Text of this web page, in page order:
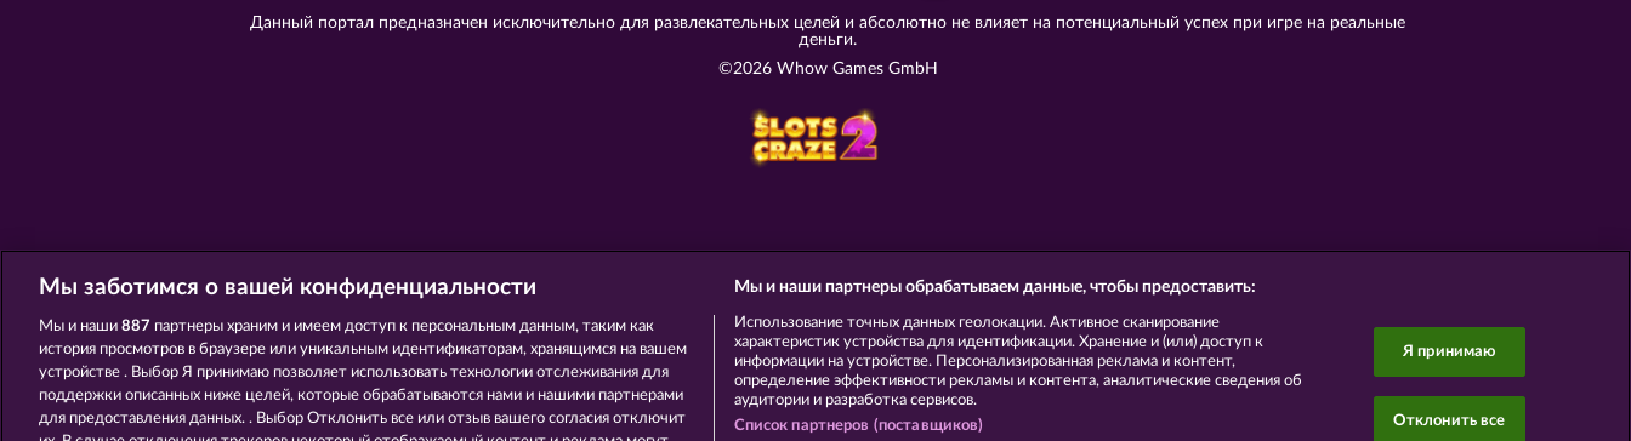
Данный портал предназначен исключительно для развлекательных целей и абсолютно не влияет на потенциальный успех при игре на реальные
деньги.
©2026 Whow Games GmbH
Мы заботимся о вашей конфиденциальности
Мы и наши 887 партнеры храним и имеем доступ к персональным данным, таким как
история просмотров в браузере или уникальным идентификаторам, хранящимся на вашем
устройстве . Выбор Я принимаю позволяет использовать технологии отслеживания для
поддержки описанных ниже целей, которые обрабатываются нами и нашими партнерами
для предоставления данных. . Выбор Отклонить все или отзыв вашего согласия отключит
Мы и наши партнеры обрабатываем данные, чтобы предоставить:
Использование точных данных геолокации. Активное сканирование
характеристик устройства для идентификации. Хранение и (или) доступ к
информации на устройстве. Персонализированная реклама и контент,
определение эффективности рекламы и контента, аналитические сведения об
аудитории и разработка сервисов.
Список партнеров (поставщиков)
Я принимаю
Отклонить все